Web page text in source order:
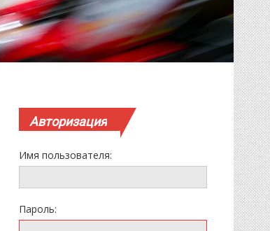
Авторизация
Имя пользователя:
Пароль: